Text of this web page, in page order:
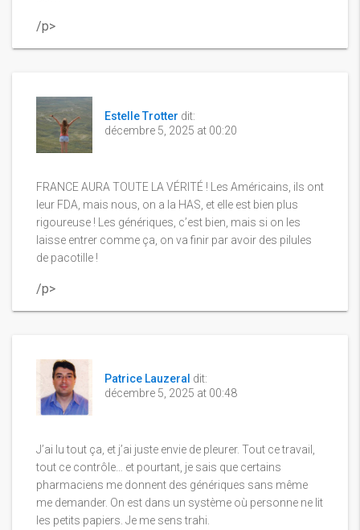
/p>
Estelle Trotter dit:
décembre 5, 2025 at 00:20
FRANCE AURA TOUTE LA VÉRITÉ ! Les Américains, ils ont
leur FDA, mais nous, on a la HAS, et elle est bien plus
rigoureuse ! Les génériques, c’est bien, mais si on les
laisse entrer comme ça, on va finir par avoir des pilules
de pacotille !
/p>
Patrice Lauzeral dit:
décembre 5, 2025 at 00:48
J’ai lu tout ça, et j’ai juste envie de pleurer. Tout ce travail,
tout ce contrôle… et pourtant, je sais que certains
pharmaciens me donnent des génériques sans même
me demander. On est dans un système où personne ne lit
les petits papiers. Je me sens trahi.